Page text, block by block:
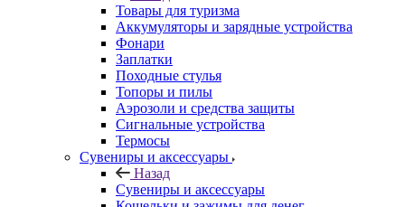
Товары для туризма
Аккумуляторы и зарядные устройства
Фонари
Заплатки
Походные стулья
Топоры и пилы
Аэрозоли и средства защиты
Сигнальные устройства
Термосы
Сувениры и аксессуары
Назад
Сувениры и аксессуары